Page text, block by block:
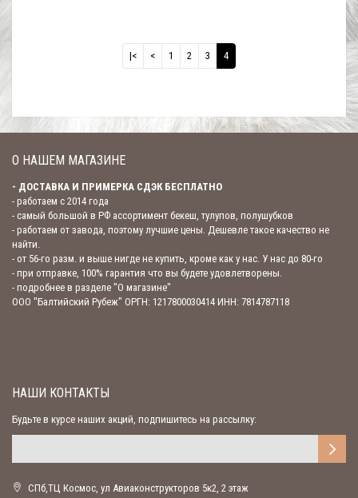
|< < 1 2 3 4
О НАШЕМ МАГАЗИНЕ
- ДОСТАВКА И ПРИМЕРКА СДЭК БЕСПЛАТНО
- работаем с 2014 года
- самый большой в РФ ассортимент бекеш, тулупов, полушубков
- работаем от завода, поэтому лучшие цены. Дешевле такое качество не
найти.
- от 56-го разм. и выше нигде не купить, кроме как у нас. У нас до 80-го
- при отправке, 100% гарантия что вы будете удовлетворены.
- подробнее в разделе "О магазине"
ООО "Балтийский Рубеж" ОРГН: 1217800030414 ИНН: 7814787118
НАШИ КОНТАКТЫ
Будьте в курсе наших акций, подпишитесь на рассылку:
СПб,ТЦ Космос, ул Авиаконструкторов 5к2, 2 этаж